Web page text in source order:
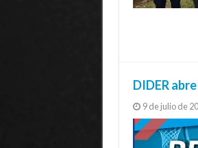
DIDER
9 de julio de